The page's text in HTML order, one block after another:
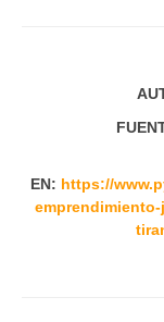
EN: https://